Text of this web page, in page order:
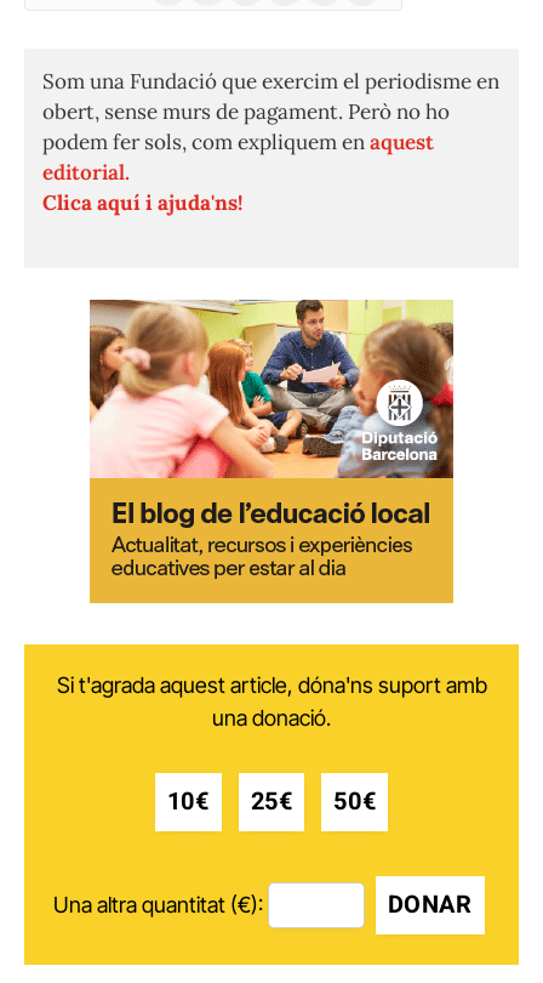
Som una Fundació que exercim el periodisme en
obert, sense murs de pagament. Però no ho
podem fer sols, com expliquem enaquest
editorial.
Clica aquí i ajuda'ns!
Si t'agrada aquest article, dóna'ns suport amb
una donació.
10€ 25€ 50€
Una altra quantitat (€): DONAR